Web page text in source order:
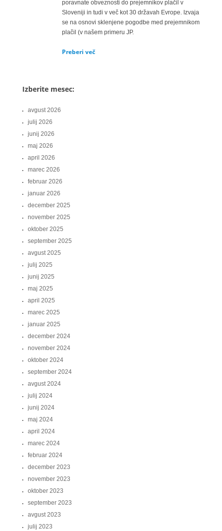
poravnate obveznosti do prejemnikov plačil v
Sloveniji in tudi v več kot 30 državah Evrope. Izvaja
se na osnovi sklenjene pogodbe med prejemnikom
plačil (v našem primeru JP.
Preberi več
Izberite mesec:
avgust 2026
julij 2026
junij 2026
maj 2026
april 2026
marec 2026
februar 2026
januar 2026
december 2025
november 2025
oktober 2025
september 2025
avgust 2025
julij 2025
junij 2025
maj 2025
april 2025
marec 2025
januar 2025
december 2024
november 2024
oktober 2024
september 2024
avgust 2024
julij 2024
junij 2024
maj 2024
april 2024
marec 2024
februar 2024
december 2023
november 2023
oktober 2023
september 2023
avgust 2023
julij 2023